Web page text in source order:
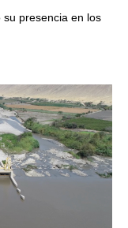
presencia en los